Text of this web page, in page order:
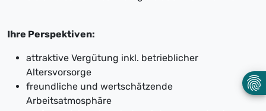
Ihre Perspektiven:
attraktive Vergütung inkl. betrieblicher
Altersvorsorge
freundliche und wertschätzende
Arbeitsatmosphäre